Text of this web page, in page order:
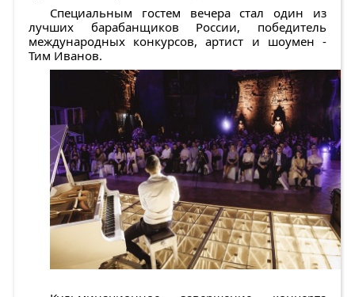
Специальным гостем вечера стал один из
лучших барабанщиков России, победитель
международных конкурсов, артист и шоумен -
Тим Иванов.